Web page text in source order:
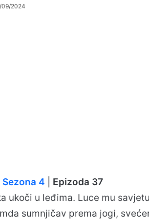
09/2024
Sezona 4
Epizoda 37
ukoči u leđima. Luce mu
sumnjičav prema jogi,